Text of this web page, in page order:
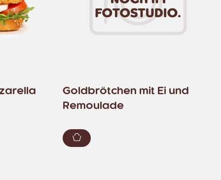
Goldbrötchen mit Ei und
Remoulade
Zum Warenkorb hinzufügen